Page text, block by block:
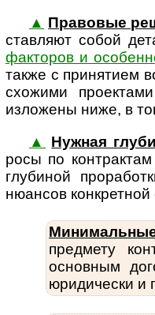
▲ Правовые
став­ляют собой
факторов и
также с принятием
схожими
изложены ниже, в
▲
Нужная
росы по
глубиной
нюансов
пред­мету
основным
юридически и